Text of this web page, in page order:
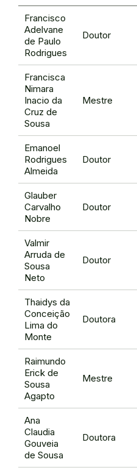
Francisco
Adelvane
de Paulo
Rodrigues
Doutor
Francisca
Nimara
Inacio da
Cruz de
Sousa
Mestre
Emanoel
Rodrigues
Almeida
Doutor
Glauber
Carvalho
Nobre
Doutor
Valmir
Arruda de
Sousa
Neto
Doutor
Thaidys da
Conceição
Lima do
Monte
Doutora
Raimundo
Erick de
Sousa
Agapto
Mestre
Ana
Claudia
Gouveia
de Sousa
Doutora